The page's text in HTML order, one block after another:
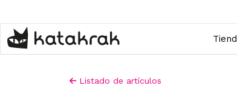
contenido
principal
Listado de artículos